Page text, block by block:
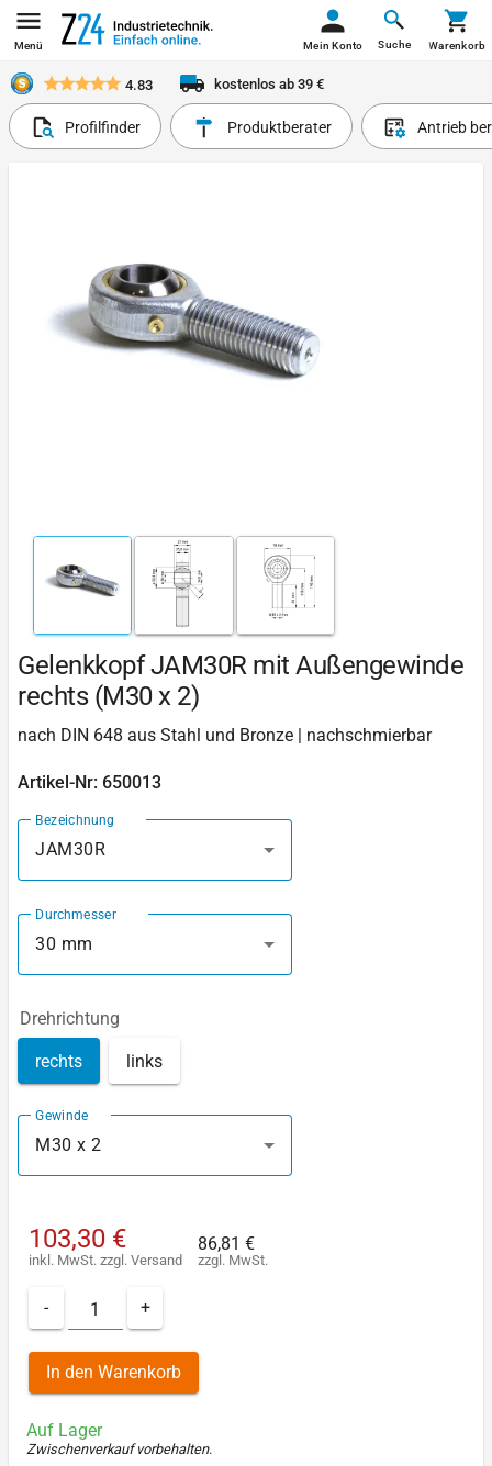
Menü Suche
Mein Konto Warenkorb
4.83 kostenlos ab 39 €
Profilfinder Produktberater Antrieb
Gelenkkopf JAM30R mit Außengewinde
rechts (M30 x 2)
nach DIN 648 aus Stahl und Bronze | nachschmierbar
Artikel-Nr: 650013
Bezeichnung
JAM30R
Durchmesser
30 mm
Drehrichtung
rechts links
Gewinde
M30 x 2
103,30 €
inkl. MwSt. zzgl. Versand
86,81 €
zzgl. MwSt.
- +
In den Warenkorb
Auf Lager
Zwischenverkauf vorbehalten.